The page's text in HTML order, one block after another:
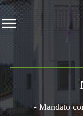
- Mandato